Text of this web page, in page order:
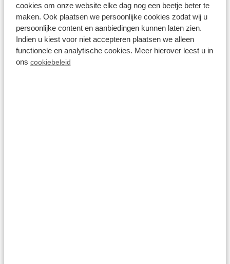
cookies om onze website elke dag nog een beetje beter te
maken. Ook plaatsen we persoonlijke cookies zodat wij u
persoonlijke content en aanbiedingen kunnen laten zien.
Indien u kiest voor niet accepteren plaatsen we alleen
functionele en analytische cookies. Meer hierover leest u in
ons cookiebeleid